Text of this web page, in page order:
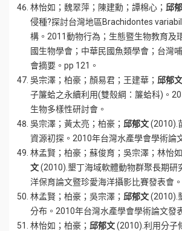
林怡如；魏翠萍；陳建勳；譚棉心； 邱
侵種?探討台灣地區Brachidontes
構。2011動物行為；生態暨生物教育及
國生物學會；中華民國魚類學會；台灣
會摘要。pp 121。
吳宗澤；柏豪；顏易君；王建華； 邱郁文
子簾蛤之永續利用(雙殼綱：簾蛤科)。
生物多樣性研討會。
吳宗澤；黃太亮；柏豪； 邱郁文(2010).
資源初探。2010年台灣水產學會學術論
林孟賢；柏豪；蘇俊育；吳宗澤；林怡
文(2010).墾丁海域軟體動物群聚長期研
洋保育論文暨珍愛海洋攝影比賽發表會。
林孟賢；柏豪；吳宗澤； 邱郁文(2010).
分布。2010年台灣水產學會學術論文發
林怡如；柏豪； 邱郁文(2010).利用分子